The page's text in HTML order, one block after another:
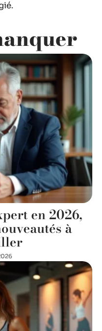
en 2026,
à